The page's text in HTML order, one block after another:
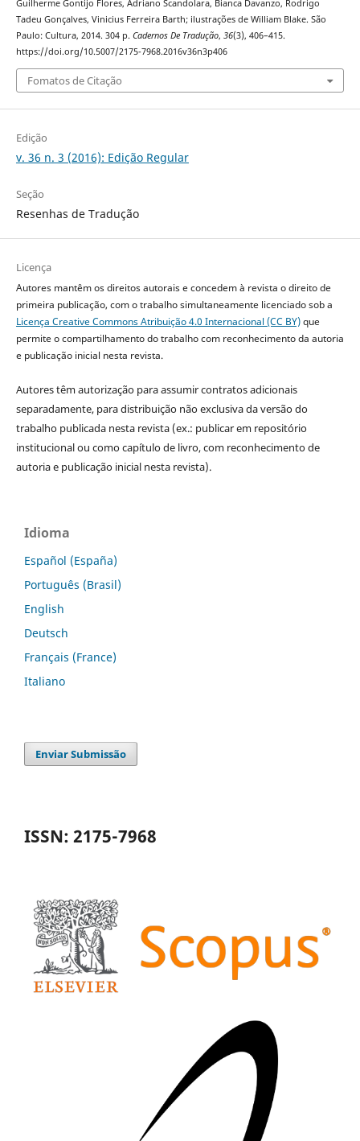
Guilherme Gontijo Flores, Adriano Scandolara, Bianca Davanzo, Rodrigo
Tadeu Gonçalves, Vinicius Ferreira Barth; ilustrações de William Blake. São
Paulo: Cultura, 2014. 304 p. Cadernos De Tradução, 36(3), 406–415.
https://doi.org/10.5007/2175-7968.2016v36n3p406
Fomatos de Citação
Edição
v. 36 n. 3 (2016): Edição Regular
Seção
Resenhas de Tradução
Licença
Autores mantêm os direitos autorais e concedem à revista o direito de
primeira publicação, com o trabalho simultaneamente licenciado sob a
Licença Creative Commons Atribuição 4.0 Internacional (CC BY)que
permite o compartilhamento do trabalho com reconhecimento da autoria
e publicação inicial nesta revista.
Autores têm autorização para assumir contratos adicionais
separadamente, para distribuição não exclusiva da versão do
trabalho publicada nesta revista (ex.: publicar em repositório
institucional ou como capítulo de livro, com reconhecimento de
autoria e publicação inicial nesta revista).
Idioma
Español (España)
Português (Brasil)
English
Deutsch
Français (France)
Italiano
Enviar Submissão
ISSN: 2175-7968